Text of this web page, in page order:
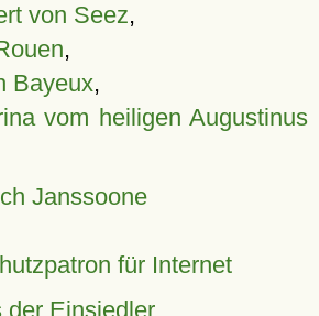
von Seez,
,
Bayeux,
vom heiligen Augustinus
Janssoone
für Internet
der Einsiedler,